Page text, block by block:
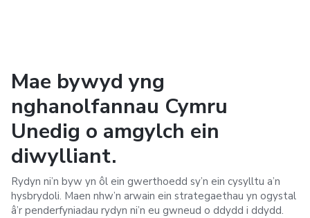
Mae bywyd yng
nghanolfannau Cymru
Unedig o amgylch ein
diwylliant.
Rydyn ni’n byw yn ôl ein gwerthoedd sy’n ein cysylltu a’n
hysbrydoli. Maen nhw’n arwain ein strategaethau yn ogystal
â’r penderfyniadau rydyn ni’n eu gwneud o ddydd i ddydd.